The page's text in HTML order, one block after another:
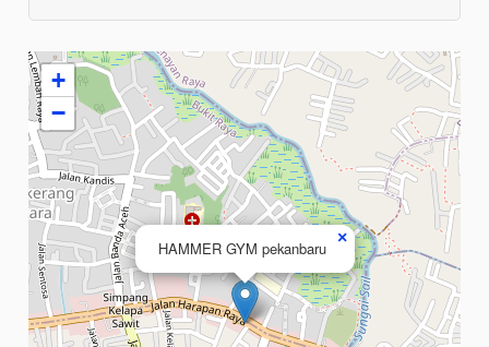
HAMMER GYM pekanbaru
×
+
−